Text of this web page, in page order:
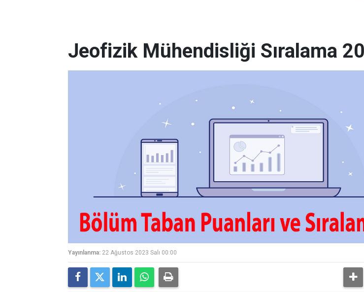
Jeofizik Mühendisliği Sıralama
Yayınlanma: 22 Ağustos 2023 Salı 00:00